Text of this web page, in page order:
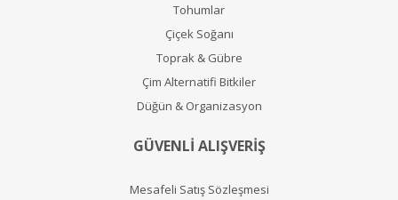
Tohumlar
Çiçek Soğanı
Toprak & Gübre
Çim Alternatifi Bitkiler
Düğün & Organizasyon
GÜVENLİ ALIŞVERİŞ
Mesafeli Satış Sözleşmesi